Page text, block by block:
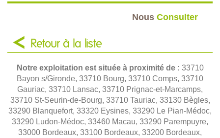
Nous Consulter
Retour à la liste
Notre exploitation est située à proximité de : 33710
Bayon s/Gironde, 33710 Bourg, 33710 Comps, 33710
Gauriac, 33710 Lansac, 33710 Prignac-et-Marcamps,
33710 St-Seurin-de-Bourg, 33710 Tauriac, 33130 Bègles,
33290 Blanquefort, 33320 Eysines, 33290 Le Pian-Médoc,
33290 Ludon-Médoc, 33460 Macau, 33290 Parempuyre,
33000 Bordeaux, 33100 Bordeaux, 33200 Bordeaux,